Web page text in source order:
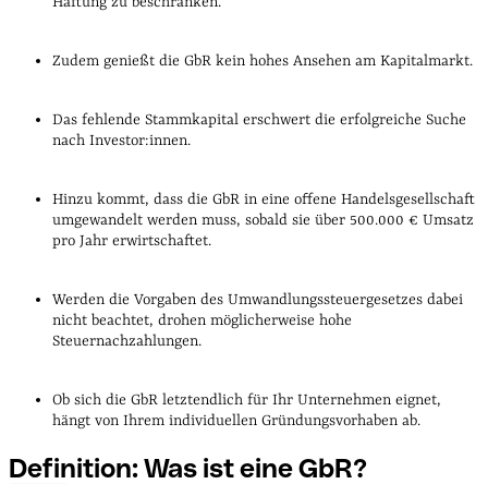
Zudem genießt die GbR kein hohes Ansehen am Kapitalmarkt.
Das fehlende Stammkapital erschwert die erfolgreiche Suche
nach Investor:innen.
Hinzu kommt, dass die GbR in eine offene Handelsgesellschaft
umgewandelt werden muss, sobald sie über 500.000 € Umsatz
pro Jahr erwirtschaftet.
Werden die Vorgaben des Umwandlungssteuergesetzes dabei
nicht beachtet, drohen möglicherweise hohe
Steuernachzahlungen.
Ob sich die GbR letztendlich für Ihr Unternehmen eignet,
hängt von Ihrem individuellen Gründungsvorhaben ab.
Definition: Was ist eineGbR?